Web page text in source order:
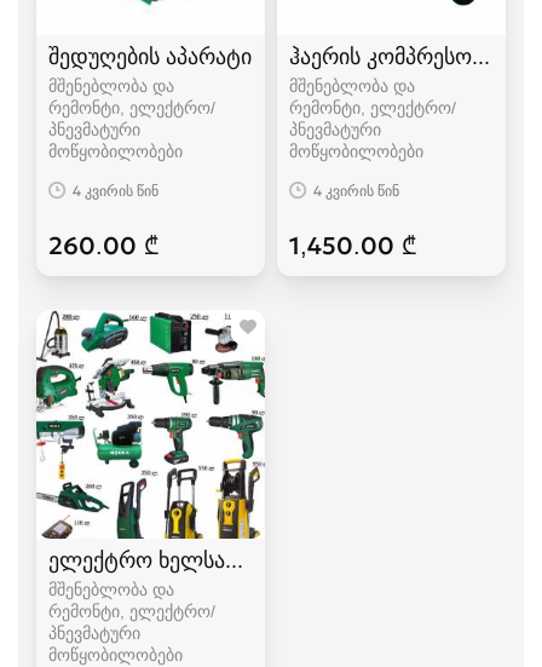
შედუღების აპარატი
მშენებლობა და
რემონტი, ელექტრო/
პნევმატური
მოწყობილობები
4 კვირის წინ
260.00 ₾
ჰაერის კომპრესორი
მშენებლობა და
რემონტი, ელექტრო/
პნევმატური
მოწყობილობები
4 კვირის წინ
1,450.00 ₾
ელექტრო ხელსაწყოები
მშენებლობა და
რემონტი, ელექტრო/
პნევმატური
მოწყობილობები